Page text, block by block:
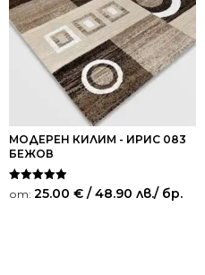
МОДЕРЕН КИЛИМ - ИРИС 083
БЕЖОВ
Оценено на
5.00
от: 25.00 € / 48.90 лв./ бр.